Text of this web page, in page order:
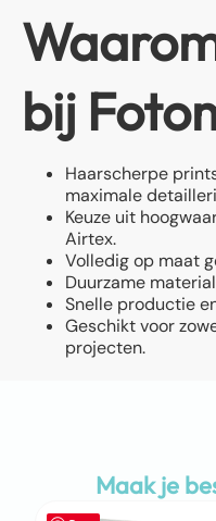
bij
Haarscherpe
maximale
Keuze uit
Airtex.
Volledig op maat
Duurzame
Snelle productie
Geschikt voor
projecten.
Maak je